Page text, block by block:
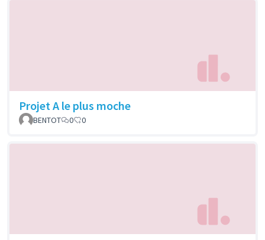
Projet A le plus moche
BENTOT 0 0